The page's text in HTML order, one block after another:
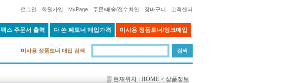
로그인 회원가입 MyPage 주문/배송/접수확인 장바구니 고객센터
팩스 주문서 출력 다 쓴 폐토너 매입가격 미사용 정품토너/잉크매입
미사용 정품토너 매입 검색
▒ 현재위치 : HOME > 상품정보